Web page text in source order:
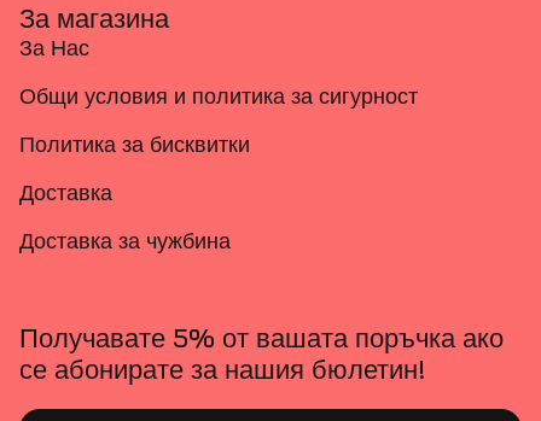
За магазина
За Нас
Общи условия и политика за сигурност
Политика за бисквитки
Доставка
Доставка за чужбина
Получавате 5% от вашата поръчка ако
се абонирате за нашия бюлетин!